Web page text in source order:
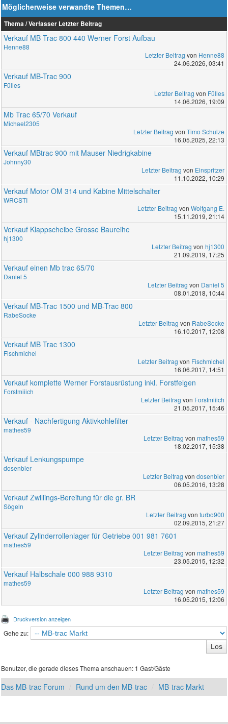
Möglicherweise verwandte Themen…
Thema / Verfasser Letzter Beitrag
Verkauf MB Trac 800 440 Werner Forst Aufbau
Henne88
Letzter Beitrag von Henne88
24.06.2026, 03:41
Verkauf MB-Trac 900
Fülles
Letzter Beitrag von Fülles
14.06.2026, 19:09
Mb Trac 65/70 Verkauf
Michael2305
Letzter Beitrag von Timo Schulze
16.05.2025, 22:13
Verkauf MBtrac 900 mit Mauser Niedrigkabine
Johnny30
Letzter Beitrag von Einspritzer
11.10.2022, 10:29
Verkauf Motor OM 314 und Kabine Mittelschalter
WRCSTI
Letzter Beitrag von Wolfgang E.
15.11.2019, 21:14
Verkauf Klappscheibe Grosse Baureihe
hj1300
Letzter Beitrag von hj1300
21.09.2019, 17:25
Verkauf einen Mb trac 65/70
Daniel 5
Letzter Beitrag von Daniel 5
08.01.2018, 10:44
Verkauf MB-Trac 1500 und MB-Trac 800
RabeSocke
Letzter Beitrag von RabeSocke
16.10.2017, 12:08
Verkauf MB Trac 1300
Fischmichel
Letzter Beitrag von Fischmichel
16.06.2017, 14:51
Verkauf komplette Werner Forstausrüstung inkl. Forstfelgen
Forstmiiich
Letzter Beitrag von Forstmiiich
21.05.2017, 15:46
Verkauf - Nachfertigung Aktivkohlefilter
mathes59
Letzter Beitrag von mathes59
18.02.2017, 15:38
Verkauf Lenkungspumpe
dosenbier
Letzter Beitrag von dosenbier
06.05.2016, 13:28
Verkauf Zwillings-Bereifung für die gr. BR
Sögeln
Letzter Beitrag von turbo900
02.09.2015, 21:27
Verkauf Zylinderrollenlager für Getriebe 001 981 7601
mathes59
Letzter Beitrag von mathes59
23.05.2015, 12:32
Verkauf Halbschale 000 988 9310
mathes59
Letzter Beitrag von mathes59
16.05.2015, 12:06
Druckversion anzeigen
Gehe zu:
Benutzer, die gerade dieses Thema anschauen: 1 Gast/Gäste
Das MB-trac Forum Rund um den MB-trac MB-trac Markt